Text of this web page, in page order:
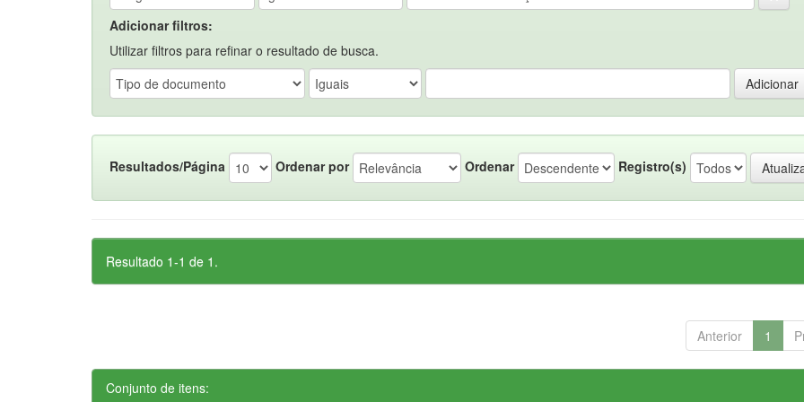
Adicionar filtros:
Utilizar filtros para refinar o resultado de busca.
Resultados/Página Ordenar por Ordenar Registro(s)
Resultado 1-1 de 1.
Anterior 1
Conjunto de itens: